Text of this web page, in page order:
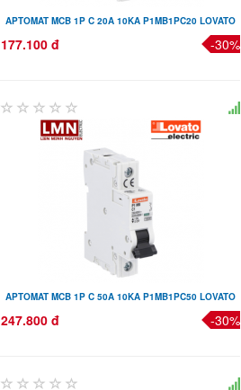
APTOMAT MCB 1P C 20A 10KA P1MB1PC20 LOVATO
177.100 đ -30%
APTOMAT MCB 1P C 50A 10KA P1MB1PC50 LOVATO
247.800 đ -30%